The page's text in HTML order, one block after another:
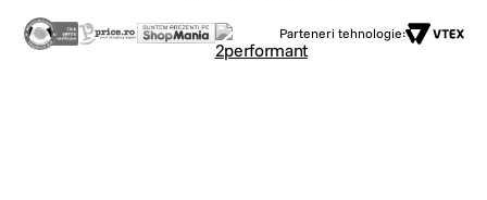
Parteneri tehnologie: